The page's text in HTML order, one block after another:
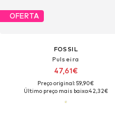
OFERTA
FOSSIL
Pulseira
47,61€
Preço original: 59,90€
Último preço mais baixo:42,32€